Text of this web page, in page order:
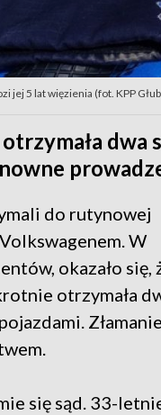
jej 5 lat więzienia (fot. KPP
dwa
do rutynowej
W
okazało się,
otrzymała
Złamanie
się sąd. 33-